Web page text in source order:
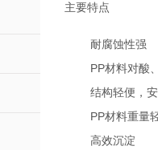
主要特点
耐腐蚀性强
PP材料对酸
结构轻便，
PP材料重量
高效沉淀